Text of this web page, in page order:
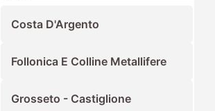
Costa D'Argento
Follonica E Colline Metallifere
Grosseto - Castiglione